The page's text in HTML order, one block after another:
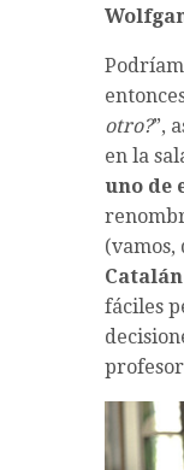
otro?”,
en la
uno de
(vamos,
Catalán
fáciles